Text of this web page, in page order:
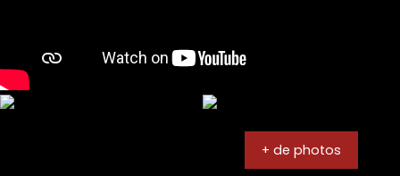
+ de photos